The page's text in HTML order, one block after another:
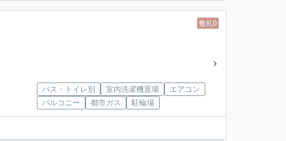
敷礼0
バス・トイレ別 室内洗濯機置場
エアコン
バルコニー
都市ガス 駐輪場